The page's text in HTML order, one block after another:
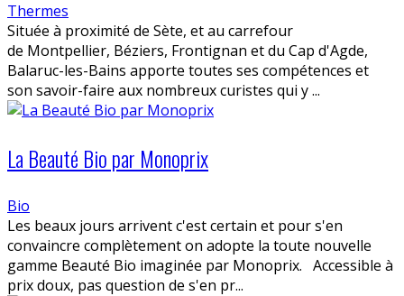
Thermes
Située à proximité de Sète, et au carrefour
de Montpellier, Béziers, Frontignan et du Cap d'Agde,
Balaruc-les-Bains apporte toutes ses compétences et
son savoir-faire aux nombreux curistes qui y ...
La Beauté Bio par Monoprix
Bio
Les beaux jours arrivent c'est certain et pour s'en
convaincre complètement on adopte la toute nouvelle
gamme Beauté Bio imaginée par Monoprix. Accessible à
prix doux, pas question de s'en pr...